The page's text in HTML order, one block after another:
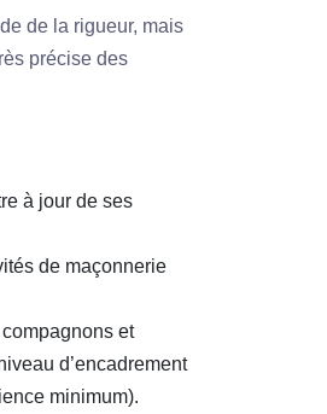
de la rigueur, mais
précise des
à jour de ses
de maçonnerie
et
d’encadrement
minimum).